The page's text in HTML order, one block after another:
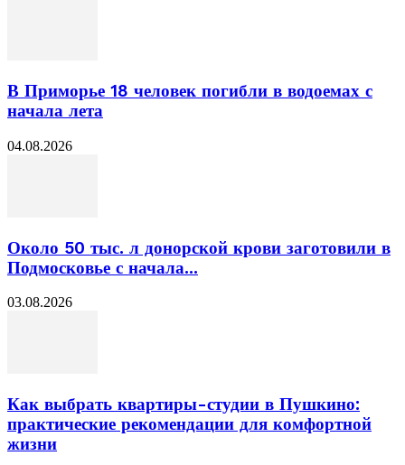
В Приморье 18 человек погибли в водоемах с
начала лета
04.08.2026
Около 50 тыс. л донорской крови заготовили в
Подмосковье с начала...
03.08.2026
Как выбрать квартиры-студии в Пушкино:
практические рекомендации для комфортной
жизни